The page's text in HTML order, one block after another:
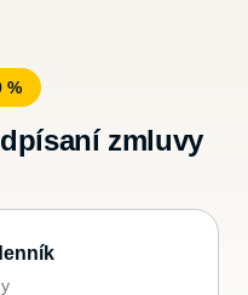
%
zmluvy